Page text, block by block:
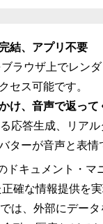
結、アプリ不要
ラウザ上でレン
セス可能です。
け、音声で返って
応答生成、リア
ターが音声と表情
ドキュメント・マ
確な情報提供を実
は、外部にデー